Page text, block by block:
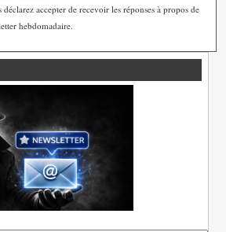
accepter de recevoir les réponses à propos de
hebdomadaire.